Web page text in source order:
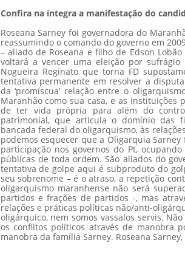
Confira na íntegra a manifestação do
Roseana Sarney foi governadora do
reassumindo o comando do governo em
– aliado de Roseana e filho de Edson
voltará a vencer uma eleição por
Nogueira Reginato que torna FD
tentativa permanente em resolver a
da ‘promíscua’ relação entre o
Maranhão como sua casa, e as
de ter vida própria para além do
patrimonial, que articula o domínio das
bancada federal do oligarquismo, às
podemos esquecer que a Oligarquia
participação nos governos do Pt,
públicas de toda ordem. São aliados do
tentativa de golpe aqui é subproduto do
seu sobrenome – é o atraso, a repetição
oligarquismo maranhense não será
partidos e frações de partidos -, mas
relações e práticas políticas não/anti-
oligárquico, nem somos vassalos servis.
os conflitos políticos através de manobra
manobra da família Sarney. Roseana